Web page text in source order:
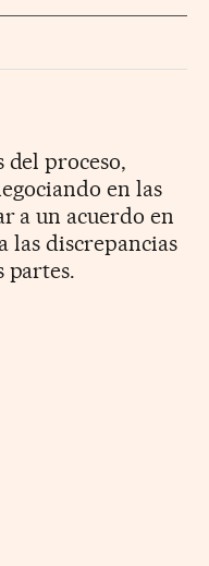
del proceso,
en las
a un acuerdo en
las discrepancias
partes.